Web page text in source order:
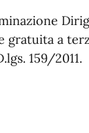
gratuita a
159/2011.